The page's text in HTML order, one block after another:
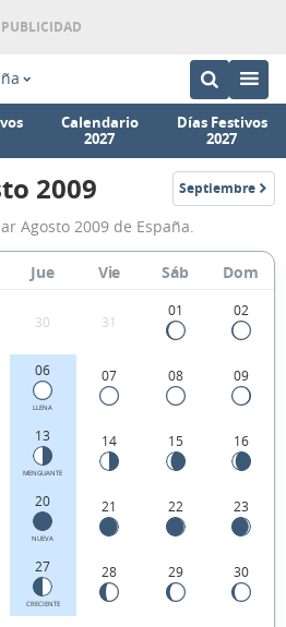
Calendario
2027
Días Festivos
2027
Calendario
Lunar
Agosto
España.
2009 Septiembre
2009
Agosto 2009 de España.
Jue Vie Sáb Dom
30 31
01 02
06
LLENA
07 08 09
13
MENGUANTE
14 15 16
20
NUEVA
21 22 23
27
CRECIENTE
28 29 30